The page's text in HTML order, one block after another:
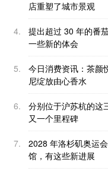
店重塑了城市景观
4.
提出超过 30 年的番
一些新的体会
5.
今日消费资讯：茶颜
尼绽放由心香水
6.
分别位于沪苏杭的这
又一个里程碑
7.
2028 年洛杉矶奥运
馆，有这些新进展